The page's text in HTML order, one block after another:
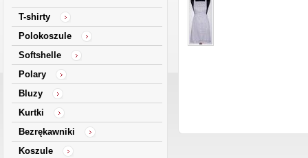
T-shirty
Polokoszule
Softshelle
Polary
Bluzy
Kurtki
Bezrękawniki
Koszule